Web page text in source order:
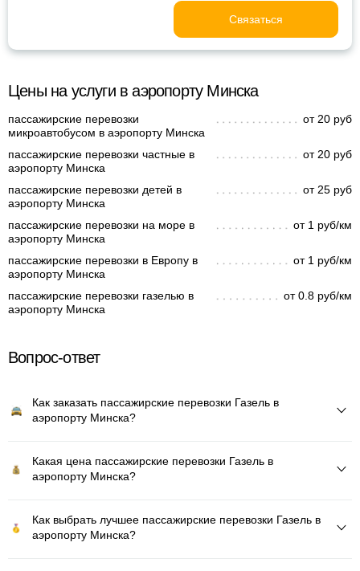
Связаться
Цены на услуги в аэропорту Минска
пассажирские перевозки
микроавтобусом в аэропорту Минска
от 20 руб
пассажирские перевозки частные в
аэропорту Минска
от 20 руб
пассажирские перевозки детей в
аэропорту Минска
от 25 руб
пассажирские перевозки на море в
аэропорту Минска
от 1 руб/км
пассажирские перевозки в Европу в
аэропорту Минска
от 1 руб/км
пассажирские перевозки газелью в
аэропорту Минска
от 0.8 руб/км
Вопрос-ответ
Как заказать пассажирские перевозки Газель в
аэропорту Минска?
Какая цена пассажирские перевозки Газель в
аэропорту Минска?
Как выбрать лучшее пассажирские перевозки Газель в
аэропорту Минска?